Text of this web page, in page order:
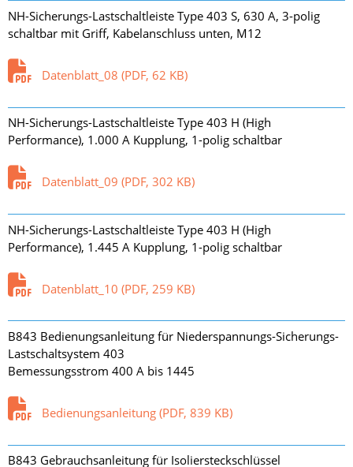
NH-Sicherungs-Lastschaltleiste Type 403 S, 630 A, 3-polig
schaltbar mit Griff, Kabelanschluss unten, M12
Datenblatt_08 (PDF, 62 KB)
NH-Sicherungs-Lastschaltleiste Type 403 H (High
Performance), 1.000 A Kupplung, 1-polig schaltbar
Datenblatt_09 (PDF, 302 KB)
NH-Sicherungs-Lastschaltleiste Type 403 H (High
Performance), 1.445 A Kupplung, 1-polig schaltbar
Datenblatt_10 (PDF, 259 KB)
B843 Bedienungsanleitung für Niederspannungs-Sicherungs-
Lastschaltsystem 403
Bemessungsstrom 400 A bis 1445
Bedienungsanleitung (PDF, 839 KB)
B843 Gebrauchsanleitung für Isoliersteckschlüssel